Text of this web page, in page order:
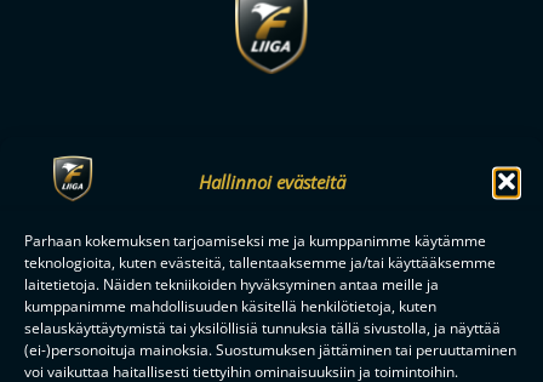
Hallinnoi evästeitä
Parhaan kokemuksen tarjoamiseksi me ja kumppanimme käytämme
teknologioita, kuten evästeitä, tallentaaksemme ja/tai käyttääksemme
laitetietoja. Näiden tekniikoiden hyväksyminen antaa meille ja
kumppanimme mahdollisuuden käsitellä henkilötietoja, kuten
selauskäyttäytymistä tai yksilöllisiä tunnuksia tällä sivustolla, ja näyttää
(ei-)personoituja mainoksia. Suostumuksen jättäminen tai peruuttaminen
voi vaikuttaa haitallisesti tiettyihin ominaisuuksiin ja toimintoihin.
MAAILMAN VIIHDYTTÄVINTÄ SALIBANDYA
SEURAA MEITÄ SOMESSA